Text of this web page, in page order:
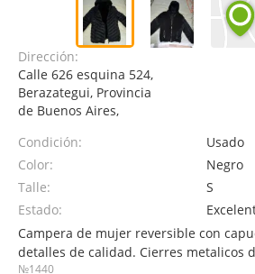
Dirección:
Calle 626 esquina 524,
Berazategui, Provincia
de Buenos Aires,
Condición:
Usado
Color:
Negro
Talle:
S
Estado:
Campera de mujer reversible con
detalles de calidad. Cierres metalicos
№1440